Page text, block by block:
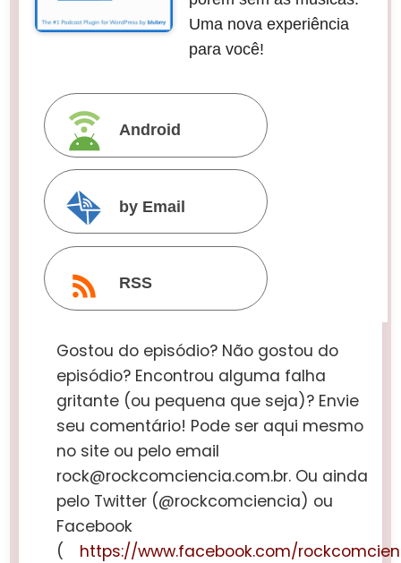
Uma nova experiência
para você!
Android
by Email
RSS
Gostou do episódio? Não gostou do
episódio? Encontrou alguma falha
gritante (ou pequena que seja)? Envie
seu comentário! Pode ser aqui mesmo
no site ou pelo email
rock@rockcomciencia.com.br. Ou ainda
pelo Twitter (@rockcomciencia) ou
Facebook
(
https://www.facebook.com/